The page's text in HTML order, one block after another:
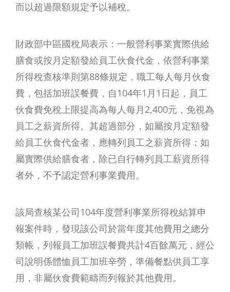
而以超過限額規定予以補稅。
財政部中區國稅局表示：一般營利事業實際供給
膳食或按月定額發給員工伙食代金，依營利事業
所得稅查核準則第88條規定，職工每人每月伙食
費，包括加班誤餐費，自104年1月1日起，員工
伙食費免稅上限提高為每人每月2,400元，免視為
員工之薪資所得。其超過部分，如屬按月定額發
給員工伙食代金者，應轉列員工之薪資所得；如
屬實際供給膳食者，除已自行轉列員工薪資所得
者外，不予認定營利事業費用。
該局查核某公司104年度營利事業所得稅結算申
報案件時，發現該公司於當年度其他費用之總分
類帳，列報員工加班誤餐費共計4百餘萬元，經公
司說明係體恤員工加班辛勞，準備餐點供員工享
用，非屬伙食費範疇而列報於其他費用。